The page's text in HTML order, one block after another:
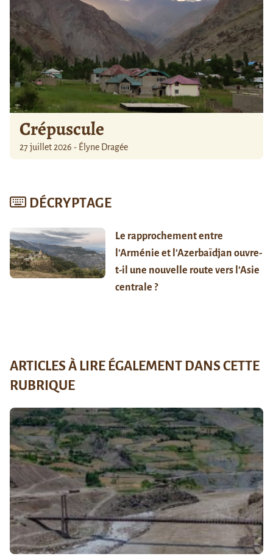
Crépuscule
27 juillet 2026 - Élyne Dragée
DÉCRYPTAGE
Le rapprochement entre
l’Arménie et l’Azerbaïdjan ouvre-
t-il une nouvelle route vers l’Asie
centrale ?
ARTICLES À LIRE ÉGALEMENT DANS CETTE
RUBRIQUE